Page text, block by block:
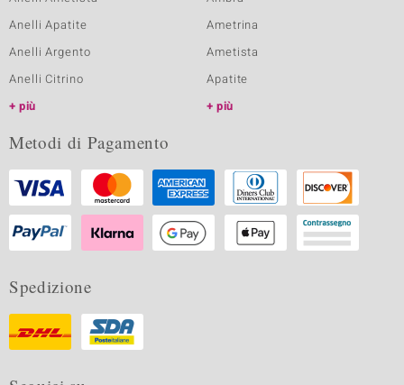
Anelli Apatite
Anelli Argento
Anelli Citrino
più
Ametrina
Ametista
Apatite
più
Metodi di Pagamento
Spedizione